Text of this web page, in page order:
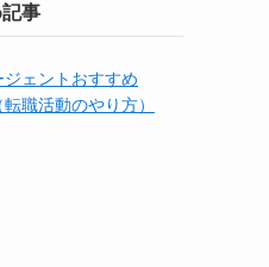
事
ェントおすすめ
職活動のやり方）